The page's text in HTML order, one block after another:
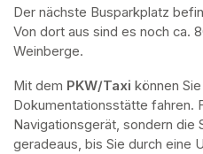
Der nächste Busparkplatz
Von dort aus sind es noch ca.
Weinberge.
Mit dem PKW/Taxi können
Dokumentationsstätte fahren.
Navigationsgerät, sondern die
geradeaus, bis Sie durch eine